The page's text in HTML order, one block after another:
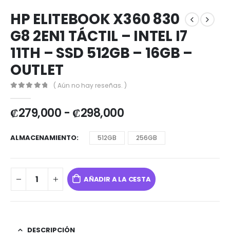
HP ELITEBOOK X360 830
G8 2EN1 TÁCTIL – INTEL I7
11TH – SSD 512GB – 16GB –
OUTLET
( Aún no hay reseñas. )
₡279,000 - ₡298,000
ALMACENAMIENTO 512GB 256GB
AÑADIR A LA CESTA
DESCRIPCIÓN